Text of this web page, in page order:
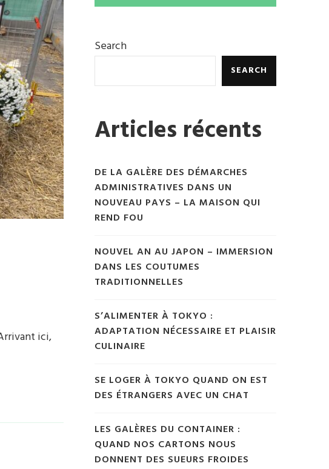
ici,
Search
SEARCH
Articles récents
DE LA GALÈRE DES DÉMARCHES
ADMINISTRATIVES DANS UN
NOUVEAU PAYS – LA MAISON QUI
REND FOU
NOUVEL AN AU JAPON – IMMERSION
DANS LES COUTUMES
TRADITIONNELLES
S’ALIMENTER À TOKYO :
ADAPTATION NÉCESSAIRE ET PLAISIR
CULINAIRE
SE LOGER À TOKYO QUAND ON EST
DES ÉTRANGERS AVEC UN CHAT
LES GALÈRES DU CONTAINER :
QUAND NOS CARTONS NOUS
DONNENT DES SUEURS FROIDES